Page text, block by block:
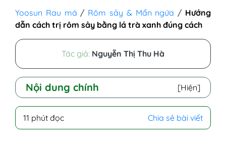
Yoosun Rau má / Rôm sảy & Mẩn ngứa / Hướng
dẫn cách trị rôm sảy bằng lá trà xanh đúng cách
Tác giả: Nguyễn Thị Thu Hà
Nội dung chính [Hiện]
I - Các đặc tính có lợi của lá trà xanh trong
việc điều trị rôm sảy
11 phút đọc Chia sẻ bài viết